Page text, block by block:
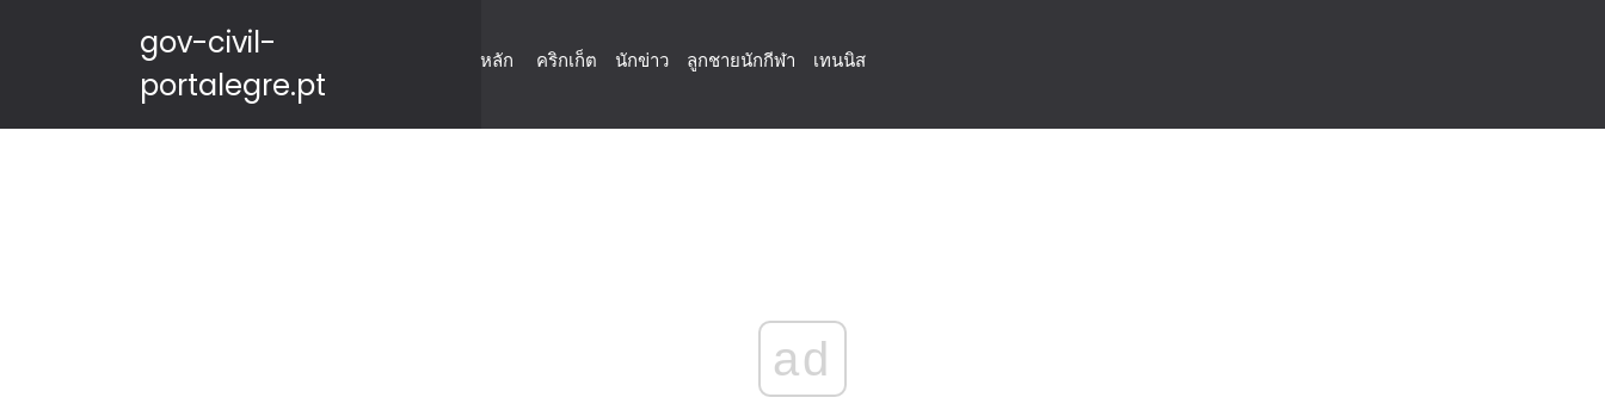
gov-civil-
portalegre.pt
หลัก คริกเก็ต นักข่าว ลูกชายนักกีฬา เทนนิส
ad